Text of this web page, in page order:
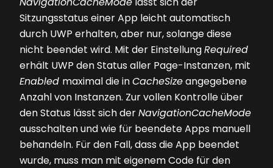
Sitzungsstatus einer App leicht automatisch
durch UWP erhalten, aber nur, solange diese
nicht beendet wird. Mit der EinstellungRequired
erhält UWP den Status aller Page-Instanzen, mit
Enabled maximal die inCacheSizeangegebene
Anzahl von Instanzen. Zur vollen Kontrolle über
den Status lässt sich derNavigationCacheMode
ausschalten und wie für beendete Apps manuell
behandeln. Für den Fall, dass die App beendet
wurde, muss man mit eigenem Code für den